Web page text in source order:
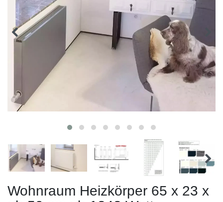
Wohnraum Heizkörper 65 x 23 x